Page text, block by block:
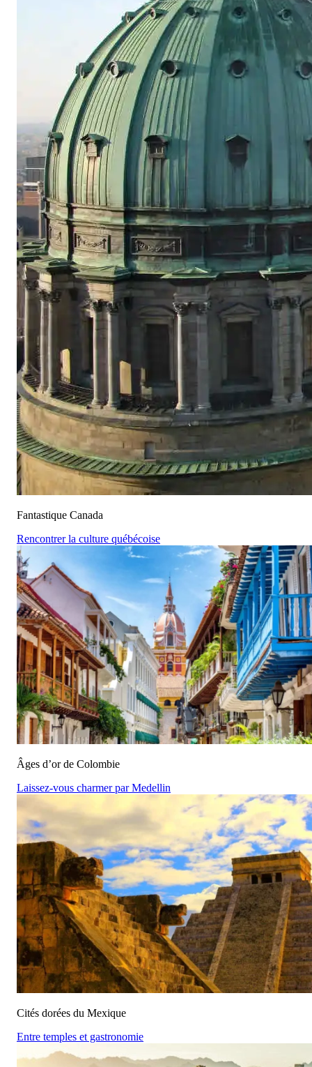
Fantastique Canada
Rencontrer la culture québécoise
Âges d’or de Colombie
Laissez-vous charmer par Medellin
Cités dorées du Mexique
Entre temples et gastronomie